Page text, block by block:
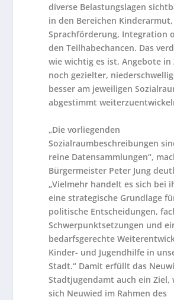
diverse Belastungslagen
in den Bereichen Kinderarmut,
Sprachförderung, Integration
den Teilhabechancen. Das
wie wichtig es ist, Angebote
noch gezielter,
besser am jeweiligen
abgestimmt
„Die vorliegenden
Sozialraumbeschreibungen
reine Datensammlungen“,
Bürgermeister Peter Jung
„Vielmehr handelt es sich bei
eine strategische Grundlage
politische Entscheidungen,
Schwerpunktsetzungen und
bedarfsgerechte
Kinder- und Jugendhilfe in
Stadt.“ Damit erfüllt das
Stadtjugendamt auch ein Ziel,
sich Neuwied im Rahmen des